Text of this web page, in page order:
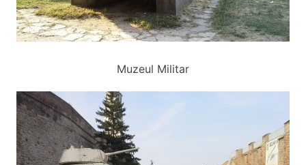
Muzeul Militar